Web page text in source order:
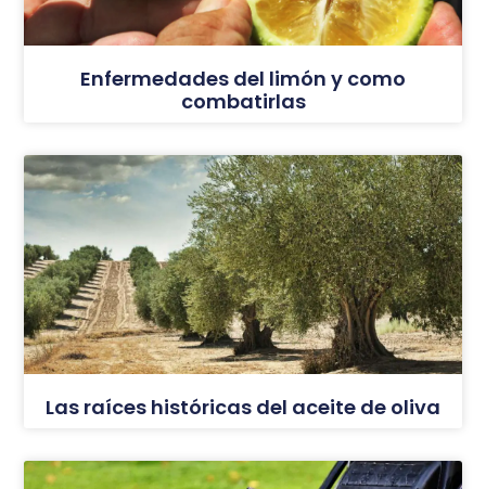
Enfermedades del limón y como
combatirlas
Las raíces históricas del aceite de oliva